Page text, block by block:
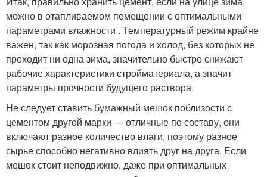
можно в отапливаемом помещении с оптимальными
параметрами влажности . Температурный режим крайне
важен, так как морозная погода и холод, без которых не
проходит ни одна зима, значительно быстро снижают
рабочие характеристики стройматериала, а значит
параметры прочности будущего раствора.
Не следует ставить бумажный мешок поблизости с
цементом другой марки — отличные по составу, они
включают разное количество влаги, поэтому разное
сырье способно негативно влиять друг на друга. Если
мешок стоит неподвижно, даже при оптимальных